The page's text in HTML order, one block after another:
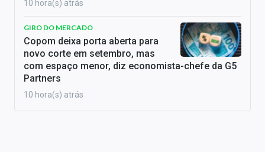
10 hora(s) atrás
GIRO DO MERCADO
Copom deixa porta aberta para
novo corte em setembro, mas
com espaço menor, diz economista-chefe da G5
Partners
10 hora(s) atrás